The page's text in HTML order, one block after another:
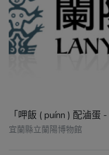
「呷飯 ( puínn ) 配滷蛋
宜蘭縣立蘭陽博物館